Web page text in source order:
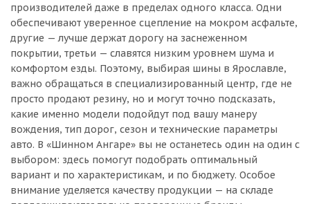
производителей даже в пределах одного класса. Одни
обеспечивают уверенное сцепление на мокром асфальте,
другие — лучше держат дорогу на заснеженном
покрытии, третьи — славятся низким уровнем шума и
комфортом езды. Поэтому, выбирая шины в Ярославле,
важно обращаться в специализированный центр, где не
просто продают резину, но и могут точно подсказать,
какие именно модели подойдут под вашу манеру
вождения, тип дорог, сезон и технические параметры
авто. В «Шинном Ангаре» вы не останетесь один на один с
выбором: здесь помогут подобрать оптимальный
вариант и по характеристикам, и по бюджету. Особое
внимание уделяется качеству продукции — на складе